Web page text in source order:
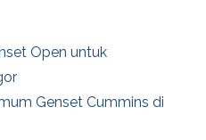
Open untuk
Genset Cummins di